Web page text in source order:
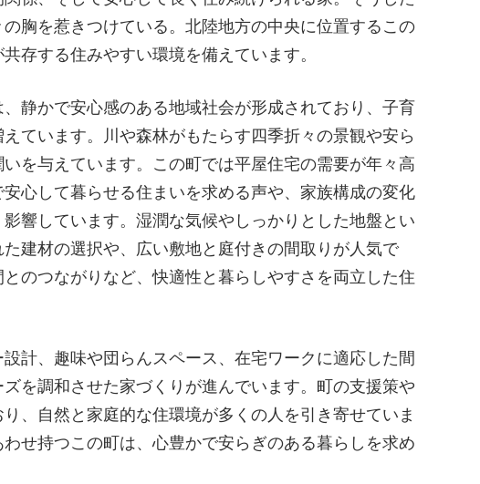
胸を惹きつけている。北陸地方の中央に位置するこの
存する住みやすい環境を備えています。
静かで安心感のある地域社会が形成されており、子育
ています。川や森林がもたらす四季折々の景観や安ら
を与えています。この町では平屋住宅の需要が年々高
心して暮らせる住まいを求める声や、家族構成の変化
響しています。湿潤な気候やしっかりとした地盤とい
建材の選択や、広い敷地と庭付きの間取りが人気で
のつながりなど、快適性と暮らしやすさを両立した住
計、趣味や団らんスペース、在宅ワークに適応した間
を調和させた家づくりが進んでいます。町の支援策や
、自然と家庭的な住環境が多くの人を引き寄せていま
せ持つこの町は、心豊かで安らぎのある暮らしを求め